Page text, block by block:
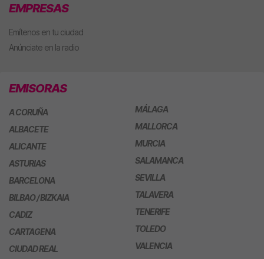
EMPRESAS
Emítenos en tu ciudad
Anúnciate en la radio
EMISORAS
A CORUÑA
ALBACETE
ALICANTE
ASTURIAS
BARCELONA
BILBAO / BIZKAIA
CADIZ
CARTAGENA
CIUDAD REAL
MÁLAGA
MALLORCA
MURCIA
SALAMANCA
SEVILLA
TALAVERA
TENERIFE
TOLEDO
VALENCIA